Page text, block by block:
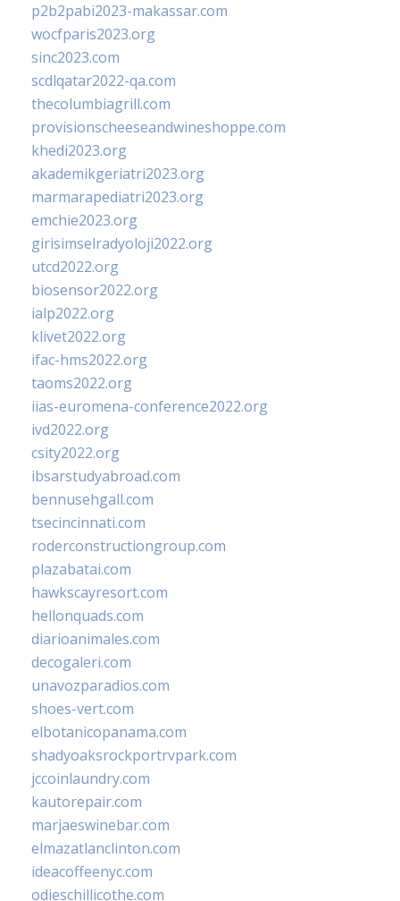
p2b2pabi2023-makassar.com
wocfparis2023.org
sinc2023.com
scdlqatar2022-qa.com
thecolumbiagrill.com
provisionscheeseandwineshoppe.com
khedi2023.org
akademikgeriatri2023.org
marmarapediatri2023.org
emchie2023.org
girisimselradyoloji2022.org
utcd2022.org
biosensor2022.org
ialp2022.org
klivet2022.org
ifac-hms2022.org
taoms2022.org
iias-euromena-conference2022.org
ivd2022.org
csity2022.org
ibsarstudyabroad.com
bennusehgall.com
tsecincinnati.com
roderconstructiongroup.com
plazabatai.com
hawkscayresort.com
hellonquads.com
diarioanimales.com
decogaleri.com
unavozparadios.com
shoes-vert.com
elbotanicopanama.com
shadyoaksrockportrvpark.com
jccoinlaundry.com
kautorepair.com
marjaeswinebar.com
elmazatlanclinton.com
ideacoffeenyc.com
odieschillicothe.com